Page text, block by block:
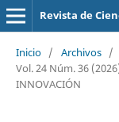
Revista de
Inicio / Archivos /
Vol. 24 Núm. 36
INNOVACIÓN